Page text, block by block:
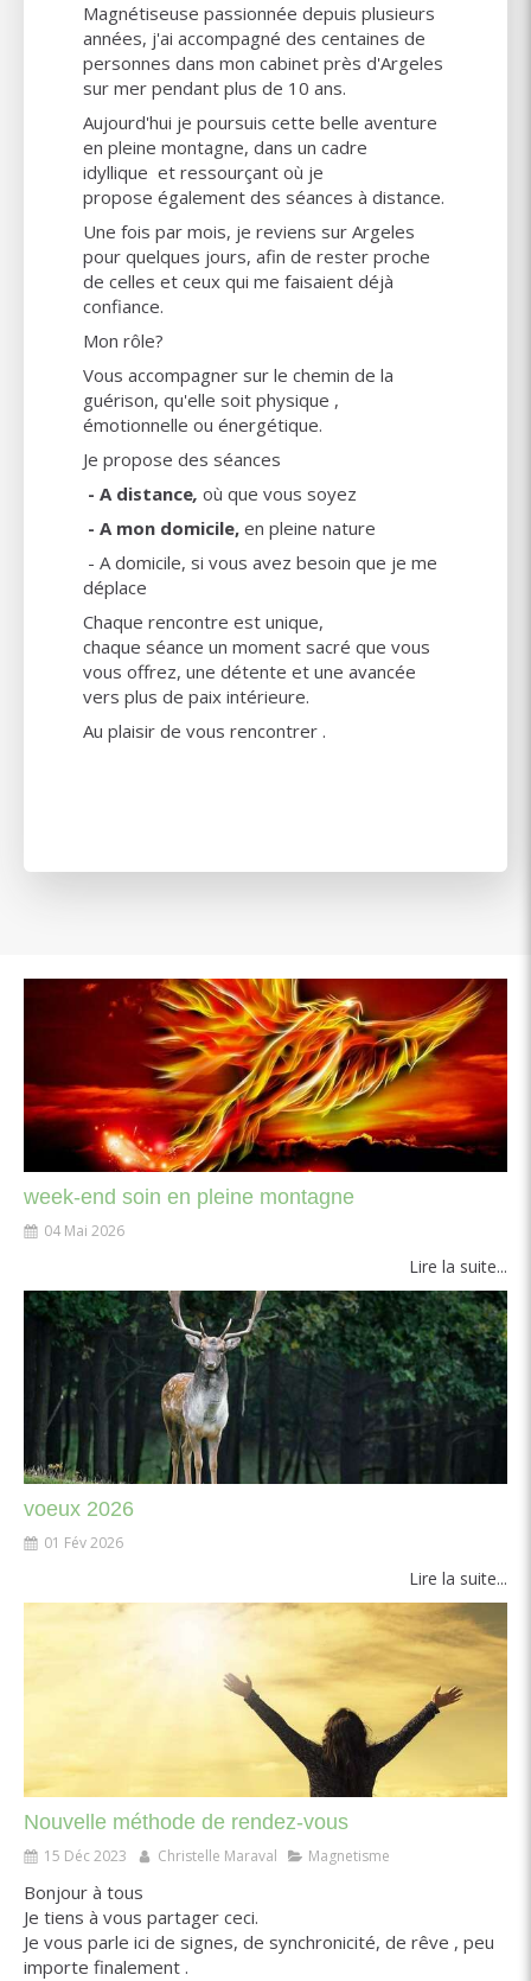
Magnétiseuse passionnée depuis plusieurs
années, j'ai accompagné des centaines de
personnes dans mon cabinet près d'Argeles
sur mer pendant plus de 10 ans.
Aujourd'hui je poursuis cette belle aventure
en pleine montagne, dans un cadre
idyllique et ressourçant où je
propose également des séances à distance.
Une fois par mois, je reviens sur Argeles
pour quelques jours, afin de rester proche
de celles et ceux qui me faisaient déjà
confiance.
Mon rôle?
Vous accompagner sur le chemin de la
guérison, qu'elle soit physique ,
émotionnelle ou énergétique.
Je propose des séances
- ​​​​A distance, où que vous soyez
- A mon domicile, en pleine nature
- A domicile, si vous avez besoin que je me
déplace
Chaque rencontre est unique,
chaque séance un moment sacré que vous
vous offrez, une détente et une avancée
vers plus de paix intérieure.
Au plaisir de vous rencontrer .
week-end soin en pleine montagne
04 Mai 2026
Lire la suite...
voeux 2026
01 Fév 2026
Lire la suite...
Nouvelle méthode de rendez-vous
15 Déc 2023 Christelle Maraval Magnetisme
Bonjour à tous
Je tiens à vous partager ceci.
Je vous parle ici de signes, de synchronicité, de rêve , peu
importe finalement .